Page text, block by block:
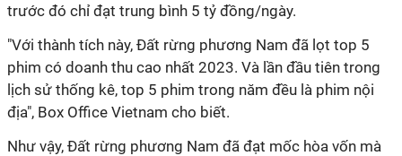
trước đó chỉ đạt trung bình 5 tỷ đồng/ngày.
"Với thành tích này, Đất rừng phương Nam đã lọt top 5
phim có doanh thu cao nhất 2023. Và lần đầu tiên trong
lịch sử thống kê, top 5 phim trong năm đều là phim nội
địa", Box Office Vietnam cho biết.
Như vậy, Đất rừng phương Nam đã đạt mốc hòa vốn mà